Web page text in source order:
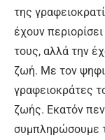
της
έχουν
τους, αλλά την
ζωή. Με τον
γραφειοκράτες
ζωής. Εκατόν
συμπληρώσουμε